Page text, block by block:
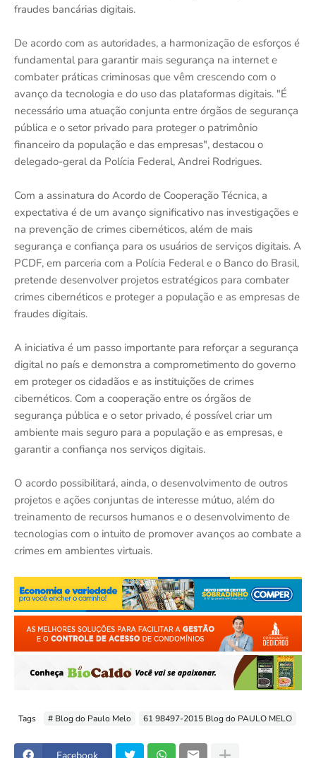
fraudes bancárias digitais.
De acordo com as autoridades, a harmonização de esforços é
fundamental para garantir mais segurança na internet e
combater práticas criminosas que vêm crescendo com o
avanço da tecnologia e do uso das plataformas digitais. "É
necessário uma atuação conjunta entre órgãos de segurança
pública e o setor privado para proteger o patrimônio
financeiro da população e das empresas", destacou o
delegado-geral da Polícia Federal, Andrei Rodrigues.
Com a assinatura do Acordo de Cooperação Técnica, a
expectativa é de um avanço significativo nas investigações e
na prevenção de crimes cibernéticos, além de mais
segurança e confiança para os usuários de serviços digitais. A
PCDF, em parceria com a Polícia Federal e o Banco do Brasil,
pretende desenvolver projetos estratégicos para combater
crimes cibernéticos e proteger a população e as empresas de
fraudes digitais.
A iniciativa é um passo importante para reforçar a segurança
digital no país e demonstra a comprometimento do governo
em proteger os cidadãos e as instituições de crimes
cibernéticos. Com a cooperação entre os órgãos de
segurança pública e o setor privado, é possível criar um
ambiente mais seguro para a população e as empresas, e
garantir a confiança nos serviços digitais.
O acordo possibilitará, ainda, o desenvolvimento de outros
projetos e ações conjuntas de interesse mútuo, além do
treinamento de recursos humanos e o desenvolvimento de
tecnologias com o intuito de promover avanços ao combate a
crimes em ambientes virtuais.
Tags # Blog do Paulo Melo 61 98497-2015 Blog do PAULO MELO